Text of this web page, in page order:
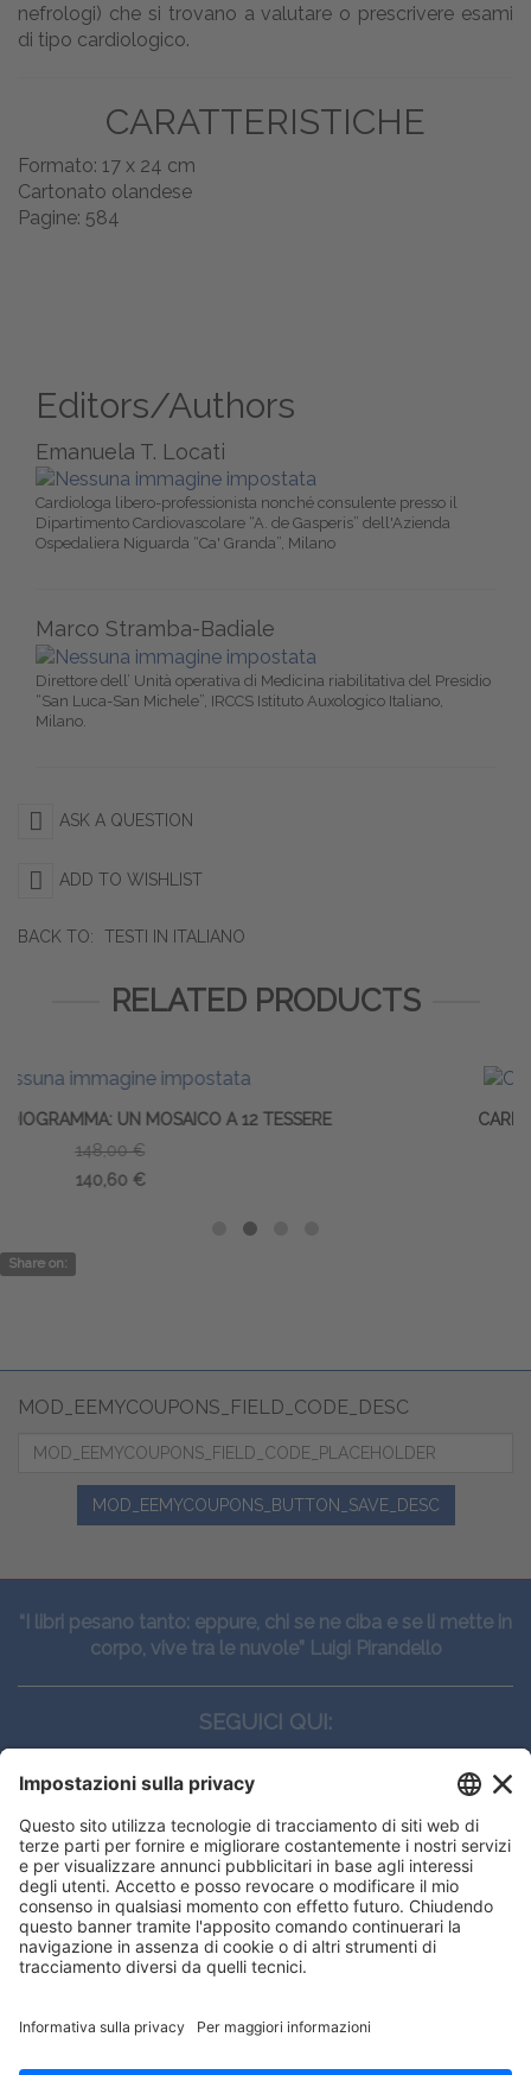
nefrologi) che si trovano a valutare o prescrivere esami
di tipo cardiologico.
CARATTERISTICHE
Formato: 17 x 24 cm
Cartonato olandese
Pagine: 584
Editors/Authors
Emanuela T. Locati
Cardiologa libero-professionista nonché consulente presso il
Dipartimento Cardiovascolare “A. de Gasperis” dell'Azienda
Ospedaliera Niguarda “Ca' Granda”, Milano
Marco Stramba-Badiale
Direttore dell’ Unità operativa di Medicina riabilitativa del Presidio
“San Luca-San Michele”, IRCCS Istituto Auxologico Italiano,
Milano.
ASK A QUESTION
ADD TO WISHLIST
BACK TO: TESTI IN ITALIANO
RELATED PRODUCTS
TESSERE
CARDIOLOGIA INTERVENTISTICA
Share on:
MOD_EEMYCOUPONS_FIELD_CODE_DESC
MOD_EEMYCOUPONS_BUTTON_SAVE_DESC
“I libri pesano tanto: eppure, chi se ne ciba e se li mette in
corpo, vive tra le nuvole” Luigi Pirandello
SEGUICI QUI:
CONTATTI
Edi.Ermes srl
Viale E. Forlanini, 21 - 20134, Milano
(+39)027021121
E-mail:eeinfo@eenet.it
ORARI